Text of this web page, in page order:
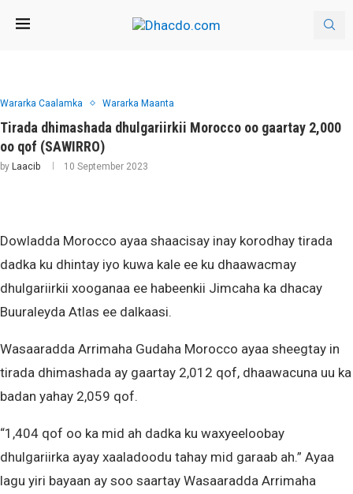
Wararka Caalamka Wararka Maanta
Tirada dhimashada dhulgariirkii Morocco oo gaartay 2,000
oo qof (SAWIRRO)
by Laacib 10 September 2023
Dowladda Morocco ayaa shaacisay inay korodhay tirada
dadka ku dhintay iyo kuwa kale ee ku dhaawacmay
dhulgariirkii xooganaa ee habeenkii Jimcaha ka dhacay
Buuraleyda Atlas ee dalkaasi.
Wasaaradda Arrimaha Gudaha Morocco ayaa sheegtay in
tirada dhimashada ay gaartay 2,012 qof, dhaawacuna uu ka
badan yahay 2,059 qof.
“1,404 qof oo ka mid ah dadka ku waxyeeloobay
dhulgariirka ayay xaaladoodu tahay mid garaab ah.” Ayaa
lagu yiri bayaan ay soo saartay Wasaaradda Arrimaha